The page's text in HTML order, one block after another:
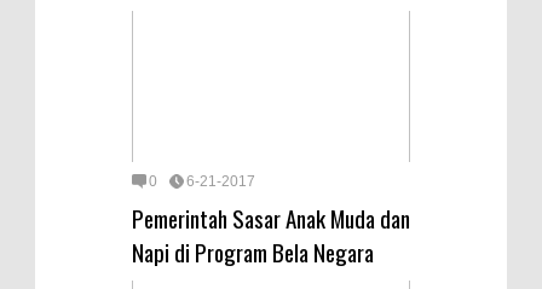
0 6-21-2017
Pemerintah Sasar Anak Muda dan
Napi di Program Bela Negara